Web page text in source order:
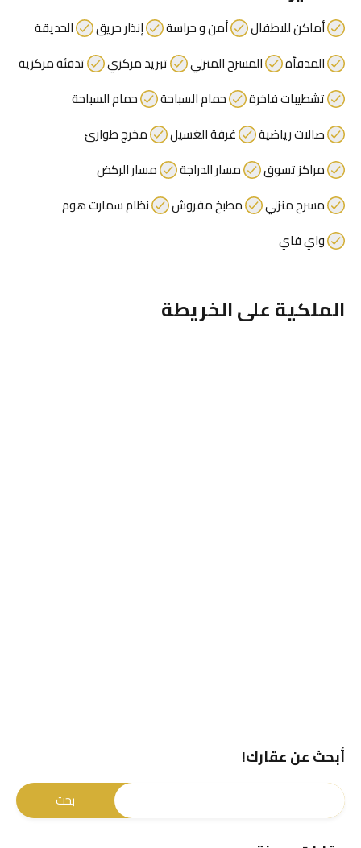
أماكن للاطفال أمن و حراسة إنذار حريق
الحديقة
المدفأة
المسرح المنزلي تبريد مركزي
تدفئة مركزية
تشطيبات فاخرة
حمام السباحة
حمام السباحة
صالات رياضية
غرفة الغسيل
مخرج طوارئ
مراكز تسوق
مسار الدراجة
مسار الركض
مسرح منزلي
مطبخ مفروش
نظام سمارت هوم
واي فاي
الملكية على الخريطة
أبحث عن عقارك!